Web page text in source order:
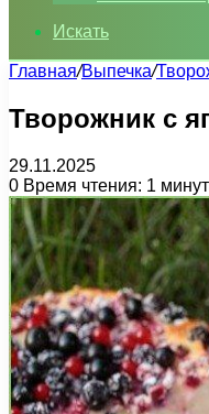
Искать
Главная/Выпечка/
Творожник с
29.11.2025
0 Время чтения: 1